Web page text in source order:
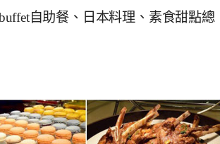
自助餐、日本料理、素食甜點總